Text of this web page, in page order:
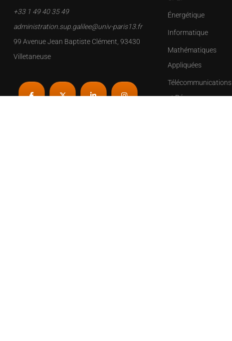
+33 1 49 40 35 49
administration.sup.galilee@univ-paris13.fr
99 Avenue Jean Baptiste Clément, 93430
Villetaneuse
Énergétique
Informatique
Mathématiques
Appliquées
Télécommunications
et Réseaux